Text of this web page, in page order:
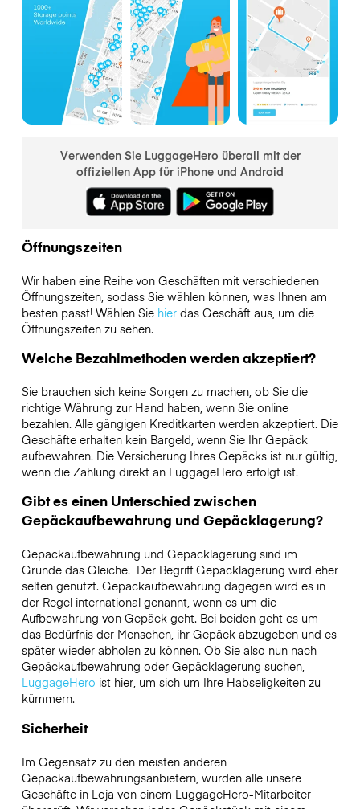
Verwenden Sie LuggageHero überall mit der
offiziellen App für iPhone und Android
Öffnungszeiten
Wir haben eine Reihe von Geschäften mit verschiedenen
Öffnungszeiten, sodass Sie wählen können, was Ihnen am
besten passt! Wählen Sie hierdas Geschäft aus, um die
Öffnungszeiten zu sehen.
Welche Bezahlmethoden werden akzeptiert?
Sie brauchen sich keine Sorgen zu machen, ob Sie die
richtige Währung zur Hand haben, wenn Sie online
bezahlen. Alle gängigen Kreditkarten werden akzeptiert. Die
Geschäfte erhalten kein Bargeld, wenn Sie Ihr Gepäck
aufbewahren. Die Versicherung Ihres Gepäcks ist nur gültig,
wenn die Zahlung direkt an LuggageHero erfolgt ist.
Gibt es einen Unterschied zwischen
Gepäckaufbewahrung und Gepäcklagerung?
Gepäckaufbewahrung und Gepäcklagerung sind im
Grunde das Gleiche. Der Begriff Gepäcklagerung wird eher
selten genutzt. Gepäckaufbewahrung dagegen wird es in
der Regel international genannt, wenn es um die
Aufbewahrung von Gepäck geht. Bei beiden geht es um
das Bedürfnis der Menschen, ihr Gepäck abzugeben und es
später wieder abholen zu können. Ob Sie also nun nach
Gepäckaufbewahrung oder Gepäcklagerung suchen,
LuggageHero ist hier, um sich um Ihre Habseligkeiten zu
kümmern.
Sicherheit
Im Gegensatz zu den meisten anderen
Gepäckaufbewahrungsanbietern, wurden alle unsere
Geschäfte in Loja von einem LuggageHero-Mitarbeiter